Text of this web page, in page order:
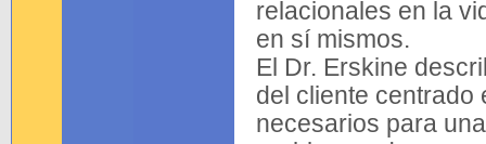
relacionales en la
en sí mismos.
El Dr. Erskine
del cliente centrado
necesarios para